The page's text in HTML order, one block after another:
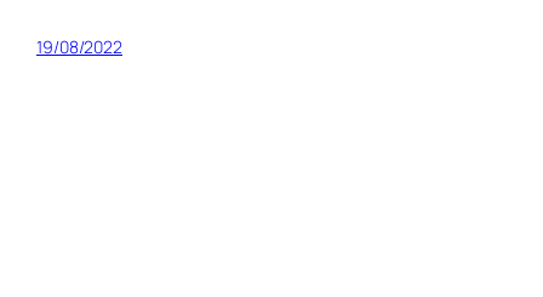
19/08/2022